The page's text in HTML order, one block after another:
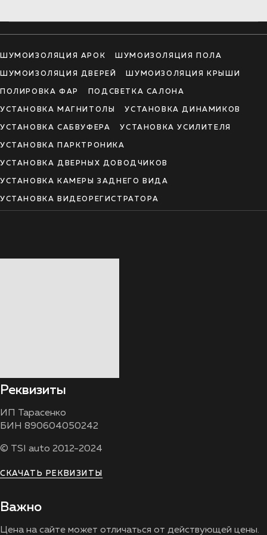
ШУМОИЗОЛЯЦИЯ АРОК ШУМОИЗОЛЯЦИЯ ПОЛА
ШУМОИЗОЛЯЦИЯ ДВЕРЕЙ ШУМОИЗОЛЯЦИЯ КРЫШИ
ПОЛИРОВКА ФАР ПОДСВЕТКА САЛОНА
УСТАНОВКА МАГНИТОЛЫ УСТАНОВКА ДИНАМИКОВ
УСТАНОВКА САБВУФЕРА УСТАНОВКА УСИЛИТЕЛЯ
УСТАНОВКА ПАРКТРОНИКА
УСТАНОВКА ДВЕРНЫХ ДОВОДЧИКОВ
УСТАНОВКА КАМЕРЫ ЗАДНЕГО ВИДА
УСТАНОВКА ВИДЕОРЕГИСТРАТОРА
Реквизиты
ИП Тарасенко
БИН 890604050242
© TSI auto 2012-2024
СКАЧАТЬ РЕКВИЗИТЫ
Важно
Цена на сайте может отличаться от действующей цены.